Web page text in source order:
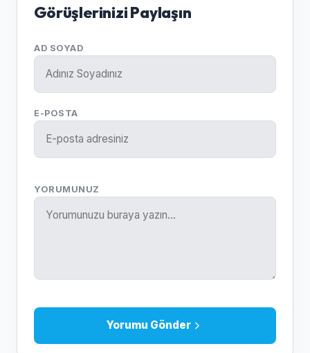
Görüşlerinizi Paylaşın
AD SOYAD
E-POSTA
YORUMUNUZ
Yorumu Gönder